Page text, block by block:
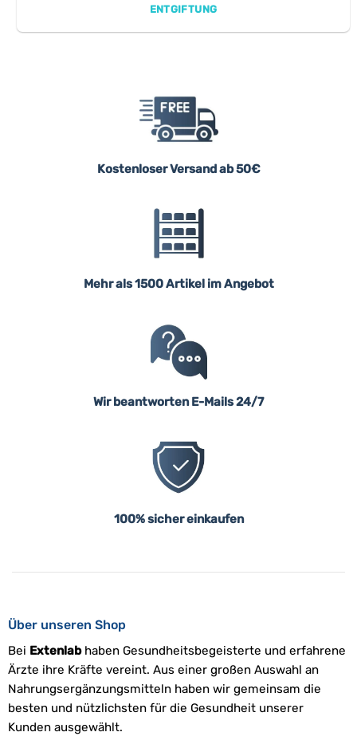
ENTGIFTUNG
Kostenloser Versand ab 50€
Mehr als 1500 Artikel im Angebot
Wir beantworten E-Mails 24/7
100% sicher einkaufen
Über unseren Shop
Bei Extenlabhaben Gesundheitsbegeisterte und erfahrene
Ärzte ihre Kräfte vereint. Aus einer großen Auswahl an
Nahrungsergänzungsmitteln haben wir gemeinsam die
besten und nützlichsten für die Gesundheit unserer
Kunden ausgewählt.